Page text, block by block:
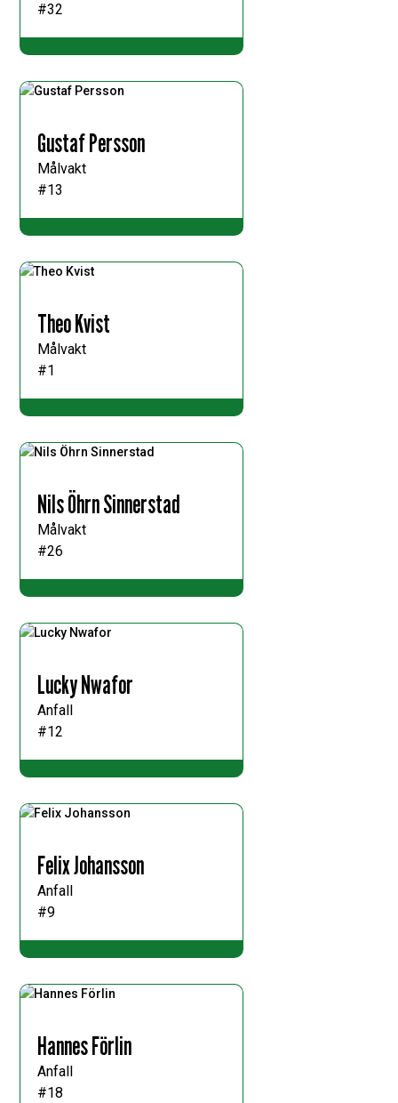
#32
Gustaf Persson
Målvakt
#13
Theo Kvist
Målvakt
#1
Nils Öhrn Sinnerstad
Målvakt
#26
Lucky Nwafor
Anfall
#12
Felix Johansson
Anfall
#9
Hannes Förlin
Anfall
#18